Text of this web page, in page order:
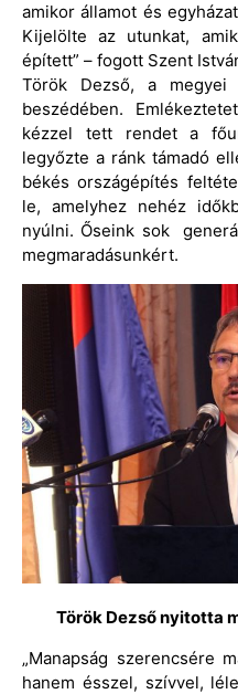
amikor államot és
Kijelölte az utunkat,
épített” – fogott Szent
Török Dezső, a megyei
beszédében.
kézzel tett rendet a
legyőzte a ránk támadó
békés országépítés
le, amelyhez nehéz
nyúlni. Őseink sok
megmaradásunkért.
Török Dezső nyitotta
„Manapság szerencsére
hanem ésszel, szívvel,